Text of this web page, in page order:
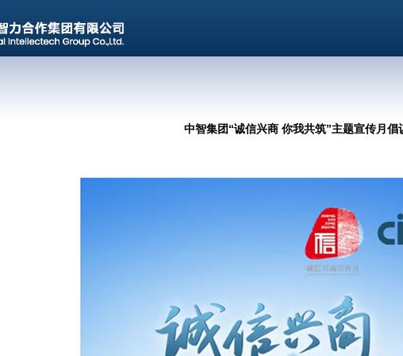
中智集团“诚信兴商 你我共筑”主题宣传月倡